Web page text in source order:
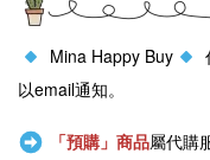
Mina Happy Buy
以email通知。
「預購」商品屬代購